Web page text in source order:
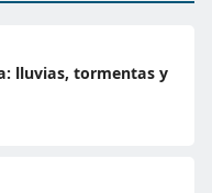
lluvias, tormentas y